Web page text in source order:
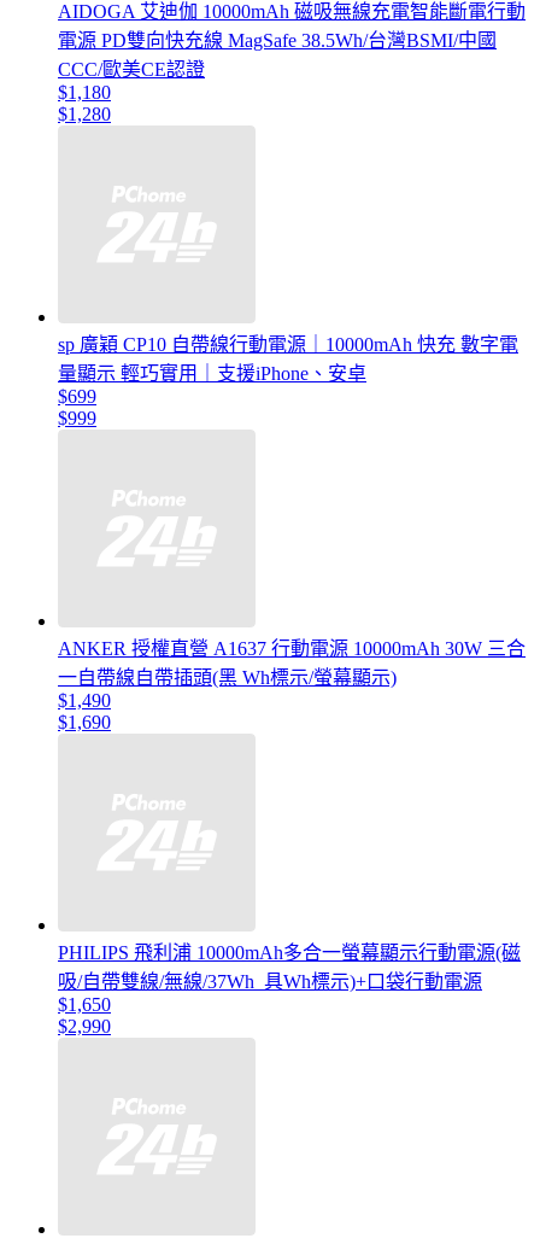
AIDOGA 艾迪伽 10000mAh 磁吸無線充電智能斷電行動
電源 PD雙向快充線 MagSafe 38.5Wh/台灣BSMI/中國
CCC/歐美CE認證
$1,180
$1,280
sp 廣穎 CP10 自帶線行動電源｜10000mAh 快充 數字電
量顯示 輕巧實用｜支援iPhone、安卓
$699
$999
ANKER 授權直營 A1637 行動電源 10000mAh 30W 三合
一自帶線自帶插頭(黑 Wh標示/螢幕顯示)
$1,490
$1,690
PHILIPS 飛利浦 10000mAh多合一螢幕顯示行動電源(磁
吸/自帶雙線/無線/37Wh_具Wh標示)+口袋行動電源
$1,650
$2,990